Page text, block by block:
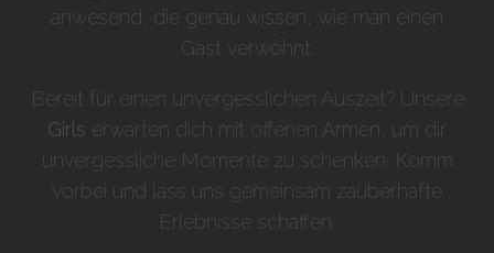
anwesend, die genau wissen, wie man einen
Gast verwöhnt.
Bereit für einen unvergesslichen Auszeit? Unsere
Girls erwarten dich mit offenen Armen, um dir
unvergessliche Momente zu schenken. Komm
vorbei und lass uns gemeinsam zauberhafte
Erlebnisse schaffen.